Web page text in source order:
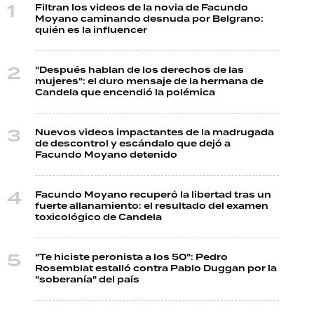
Filtran los videos de la novia de Facundo
Moyano caminando desnuda por Belgrano:
quién es la influencer
"Después hablan de los derechos de las
mujeres": el duro mensaje de la hermana de
Candela que encendió la polémica
Nuevos videos impactantes de la madrugada
de descontrol y escándalo que dejó a
Facundo Moyano detenido
Facundo Moyano recuperó la libertad tras un
fuerte allanamiento: el resultado del examen
toxicológico de Candela
"Te hiciste peronista a los 50": Pedro
Rosemblat estalló contra Pablo Duggan por la
"soberanía" del país